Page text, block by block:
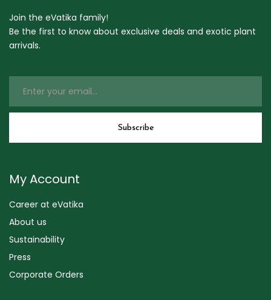
Join the eVatika family!
Be the first to know about exclusive deals and exotic plant
arrivals.
My Account
Career at eVatika
About us
Sustainability
Press
Corporate Orders